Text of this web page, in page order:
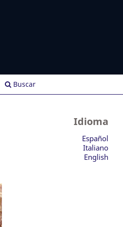
Buscar
Idioma
Español
Italiano
English